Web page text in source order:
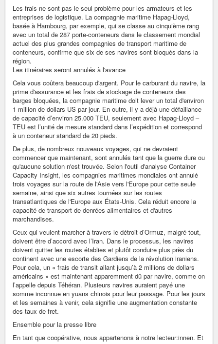
Les frais ne sont pas le seul problème pour les armateurs et les
entreprises de logistique. La compagnie maritime Hapag-Lloyd,
basée à Hambourg, par exemple, qui se classe au cinquième rang
avec un total de 287 porte-conteneurs dans le classement mondial
actuel des plus grandes compagnies de transport maritime de
conteneurs, confirme que six de ses navires sont bloqués dans la
région.
Les itinéraires seront annulés à l'avance
Cela vous coûtera beaucoup d'argent. Pour le carburant du navire, la
prime d'assurance et les frais de stockage de conteneurs des
barges bloquées, la compagnie maritime doit lever un total d'environ
1 million de dollars US par jour. En outre, il y a déjà une défaillance
de capacité d’environ 25.000 TEU, seulement avec Hapag-Lloyd –
TEU est l’unité de mesure standard dans l’expédition et correspond
à un conteneur standard de 20 pieds.
De plus, de nombreux nouveaux voyages, qui ne devraient
commencer que maintenant, sont annulés tant que la guerre dure ou
qu'aucune solution n'est trouvée. Selon l'outil d'analyse Container
Capacity Insight, les compagnies maritimes mondiales ont annulé
trois voyages sur la route de l'Asie vers l'Europe pour cette seule
semaine, ainsi que six autres tournées sur les routes
transatlantiques de l'Europe aux États-Unis. Cela réduit encore la
capacité de transport de denrées alimentaires et d'autres
marchandises.
Ceux qui veulent marcher à travers le détroit d’Ormuz, malgré tout,
doivent être d’accord avec l’Iran. Dans le processus, les navires
doivent quitter les routes établies et plutôt conduire plus près du
continent avec une escorte des Gardiens de la révolution iraniens.
Pour cela, un « frais de transit allant jusqu’à 2 millions de dollars
américains » est maintenant apparemment dû par navire, comme on
l’appelle depuis Téhéran. Plusieurs navires auraient payé une
somme inconnue en yuans chinois pour leur passage. Pour les jours
et les semaines à venir, cela signifie une augmentation constante
des taux de fret.
Ensemble pour la presse libre
En tant que coopérative, nous appartenons à notre lecteur:innen. Et